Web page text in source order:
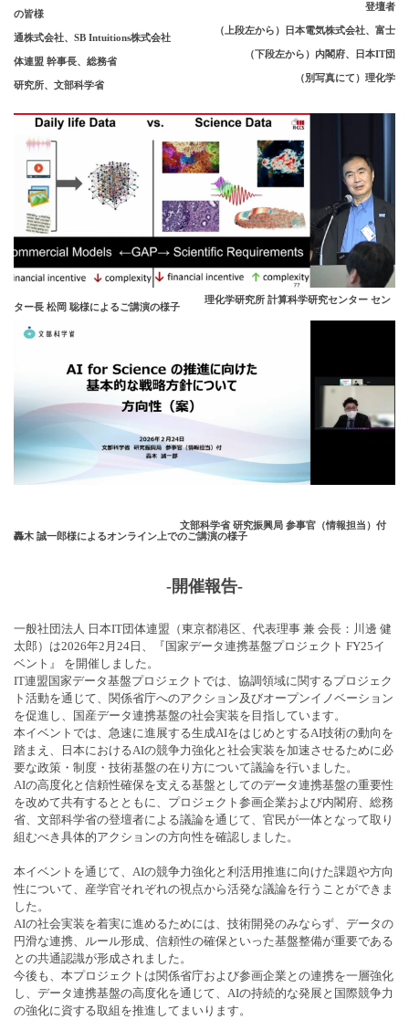
登壇者
の皆様
（上段左から）日本電気株式会社、富士
通株式会社、SB Intuitions株式会社
（下段左から）内閣府、日本IT団
体連盟 幹事長、総務省
（別写真にて）理化学
研究所、文部科学省
理化学研究所 計算科学研究センター セン
ター長 松岡 聡様によるご講演の様子
文部科学省 研究振興局 参事官（情報担当）付
轟木 誠一郎様によるオンライン上でのご講演の様子
-開催報告-
一般社団法人 日本IT団体連盟（東京都港区、代表理事 兼 会長：川邊 健
太郎）は2026年2月24日、『国家データ連携基盤プロジェクト FY25イ
ベント』 を開催しました。
IT連盟国家データ基盤プロジェクトでは、協調領域に関するプロジェク
ト活動を通じて、関係省庁へのアクション及びオープンイノベーション
を促進し、国産データ連携基盤の社会実装を目指しています。
本イベントでは、急速に進展する生成AIをはじめとするAI技術の動向を
踏まえ、日本におけるAIの競争力強化と社会実装を加速させるために必
要な政策・制度・技術基盤の在り方について議論を行いました。
AIの高度化と信頼性確保を支える基盤としてのデータ連携基盤の重要性
を改めて共有するとともに、プロジェクト参画企業および内閣府、総務
省、文部科学省の登壇者による議論を通じて、官民が一体となって取り
組むべき具体的アクションの方向性を確認しました。
本イベントを通じて、AIの競争力強化と利活用推進に向けた課題や方向
性について、産学官それぞれの視点から活発な議論を行うことができま
した。
AIの社会実装を着実に進めるためには、技術開発のみならず、データの
円滑な連携、ルール形成、信頼性の確保といった基盤整備が重要である
との共通認識が形成されました。
今後も、本プロジェクトは関係省庁および参画企業との連携を一層強化
し、データ連携基盤の高度化を通じて、AIの持続的な発展と国際競争力
の強化に資する取組を推進してまいります。